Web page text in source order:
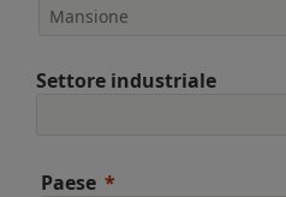
Settore industriale
Paese